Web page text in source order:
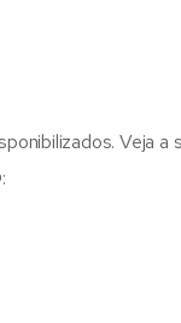
Veja a